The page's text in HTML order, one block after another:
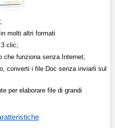
molti altri formati
clic;
che funziona senza Internet;
converti i file Doc senza inviarli sul
per elaborare file di grandi